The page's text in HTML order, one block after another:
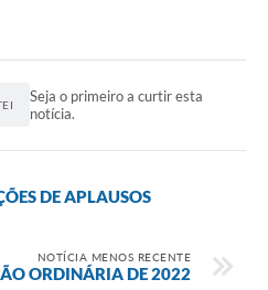
Seja o primeiro a curtir esta
notícia.
DE APLAUSOS
NOTÍCIA MENOS RECENTE
ORDINÁRIA DE 2022